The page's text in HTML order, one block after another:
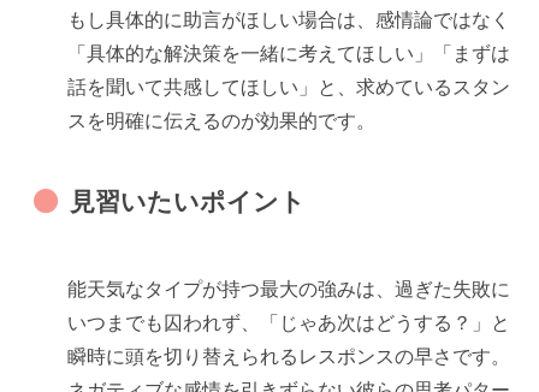
もし具体的に助言がほしい場合は、感情論ではなく
「具体的な解決策を一緒に考えてほしい」「まずは
話を聞いて共感してほしい」と、求めているスタン
スを明確に伝えるのが効果的です。
見習いたいポイント
能天気なタイプが持つ最大の強みは、過ぎた失敗に
いつまでも囚われず、「じゃあ次はどうする？」と
瞬時に頭を切り替えられるレスポンスの早さです。